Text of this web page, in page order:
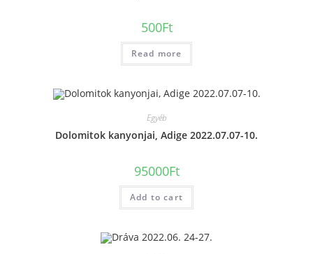
500Ft
Read more
Egyéb
Dolomitok kanyonjai, Adige 2022.07.07-10.
95000Ft
Add to cart